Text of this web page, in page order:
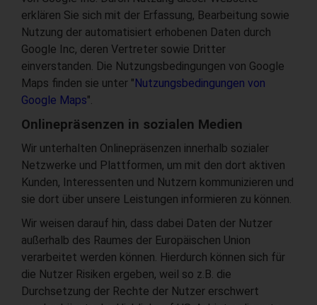
erklären Sie sich mit der Erfassung, Bearbeitung sowie
Nutzung der automatisiert erhobenen Daten durch
Google Inc, deren Vertreter sowie Dritter
einverstanden. Die Nutzungsbedingungen von Google
Maps finden sie unter "Nutzungsbedingungen von
Google Maps".
Onlinepräsenzen in sozialen Medien
Wir unterhalten Onlinepräsenzen innerhalb sozialer
Netzwerke und Plattformen, um mit den dort aktiven
Kunden, Interessenten und Nutzern kommunizieren und
sie dort über unsere Leistungen informieren zu können.
Wir weisen darauf hin, dass dabei Daten der Nutzer
außerhalb des Raumes der Europäischen Union
verarbeitet werden können. Hierdurch können sich für
die Nutzer Risiken ergeben, weil so z.B. die
Durchsetzung der Rechte der Nutzer erschwert